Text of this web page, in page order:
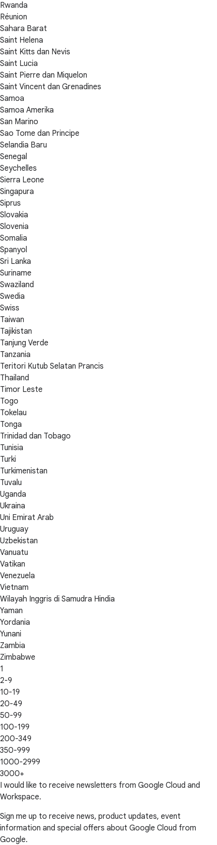
Rwanda
Réunion
Sahara Barat
Saint Helena
Saint Kitts dan Nevis
Saint Lucia
Saint Pierre dan Miquelon
Saint Vincent dan Grenadines
Samoa
Samoa Amerika
San Marino
Sao Tome dan Principe
Selandia Baru
Senegal
Seychelles
Sierra Leone
Singapura
Siprus
Slovakia
Slovenia
Somalia
Spanyol
Sri Lanka
Suriname
Swaziland
Swedia
Swiss
Taiwan
Tajikistan
Tanjung Verde
Tanzania
Teritori Kutub Selatan Prancis
Thailand
Timor Leste
Togo
Tokelau
Tonga
Trinidad dan Tobago
Tunisia
Turki
Turkimenistan
Tuvalu
Uganda
Ukraina
Uni Emirat Arab
Uruguay
Uzbekistan
Vanuatu
Vatikan
Venezuela
Vietnam
Wilayah Inggris di Samudra Hindia
Yaman
Yordania
Yunani
Zambia
Zimbabwe
1
2-9
10-19
20-49
50-99
100-199
200-349
350-999
1000-2999
3000+
I would like to receive newsletters from Google Cloud and
Workspace.
Sign me up to receive news, product updates, event
information and special offers about Google Cloud from
Google.